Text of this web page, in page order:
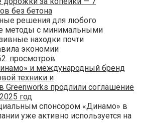
без бетона
решения для любого
методы с минимальными
находки почти
экономии
просмотров
и международный бренд
техники и
Greenworks продлили соглашение
год
спонсором «Динамо» в
уже активно используется на